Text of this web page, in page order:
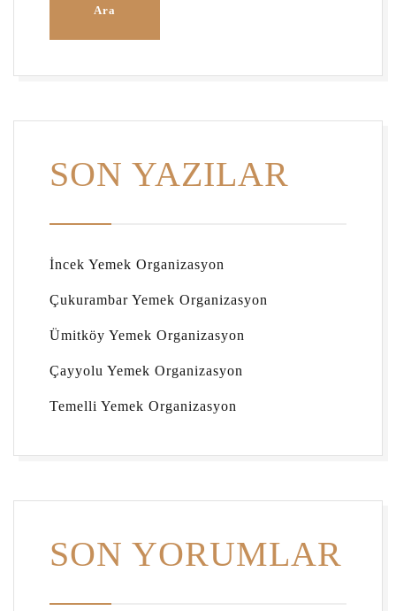
SON YAZILAR
İncek Yemek Organizasyon
Çukurambar Yemek Organizasyon
Ümitköy Yemek Organizasyon
Çayyolu Yemek Organizasyon
Temelli Yemek Organizasyon
SON YORUMLAR